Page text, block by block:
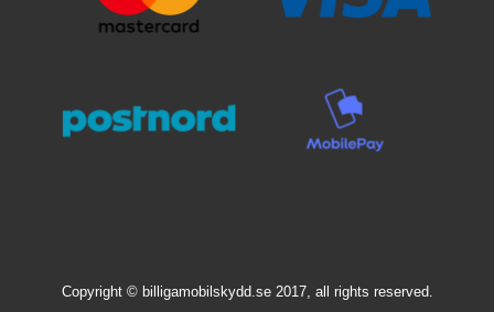
Copyright © billigamobilskydd.se 2017, all rights reserved.